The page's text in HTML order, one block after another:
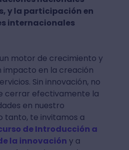
y la participación en
internacionales
motor de crecimiento y
impacto en la creación
Sin innovación, no
cerrar efectivamente la
en nuestro
tanto, te invitamos a
de Introducción a
la innovación y a